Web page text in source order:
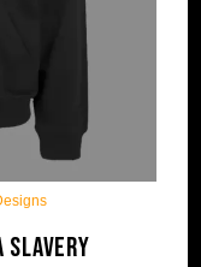
Slavery